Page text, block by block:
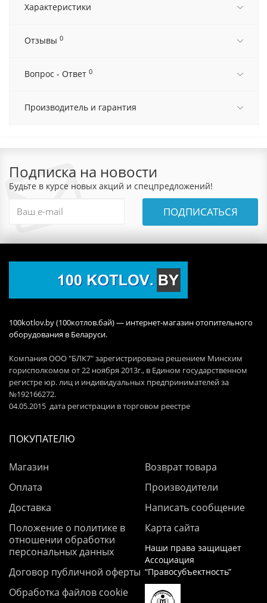
Характеристики
Отзывы 0
Вопрос - Ответ 0
Производитель и гарантия
Подписка на новости
Будьте в курсе новых акций и спецпредложений!
ПОДПИСАТЬСЯ
100kotlov.by (100котлов.бай) — интернет-магазин отопительного
оборудования в Беларуси.
Компания ООО "БЛК7" зарегистрирована решением Минским
горисполкомом от 22 ноября 2013г., в Едином государственном
регистре юр. лиц и индивидуальных предпринимателей за
№192166272.
04.05.2015 дата регистрации в торговом реестре
ПОКУПАТЕЛЮ
Магазин
Оплата
Доставка
Положение о политике в
отношении обработки
персональных данных
Договор публичной оферты
Обработка файлов cookie
Возврат товара
Производители
Написать сообщение
Карта сайта
Наши права защищает
Ассоциация
“Правосубъектность”